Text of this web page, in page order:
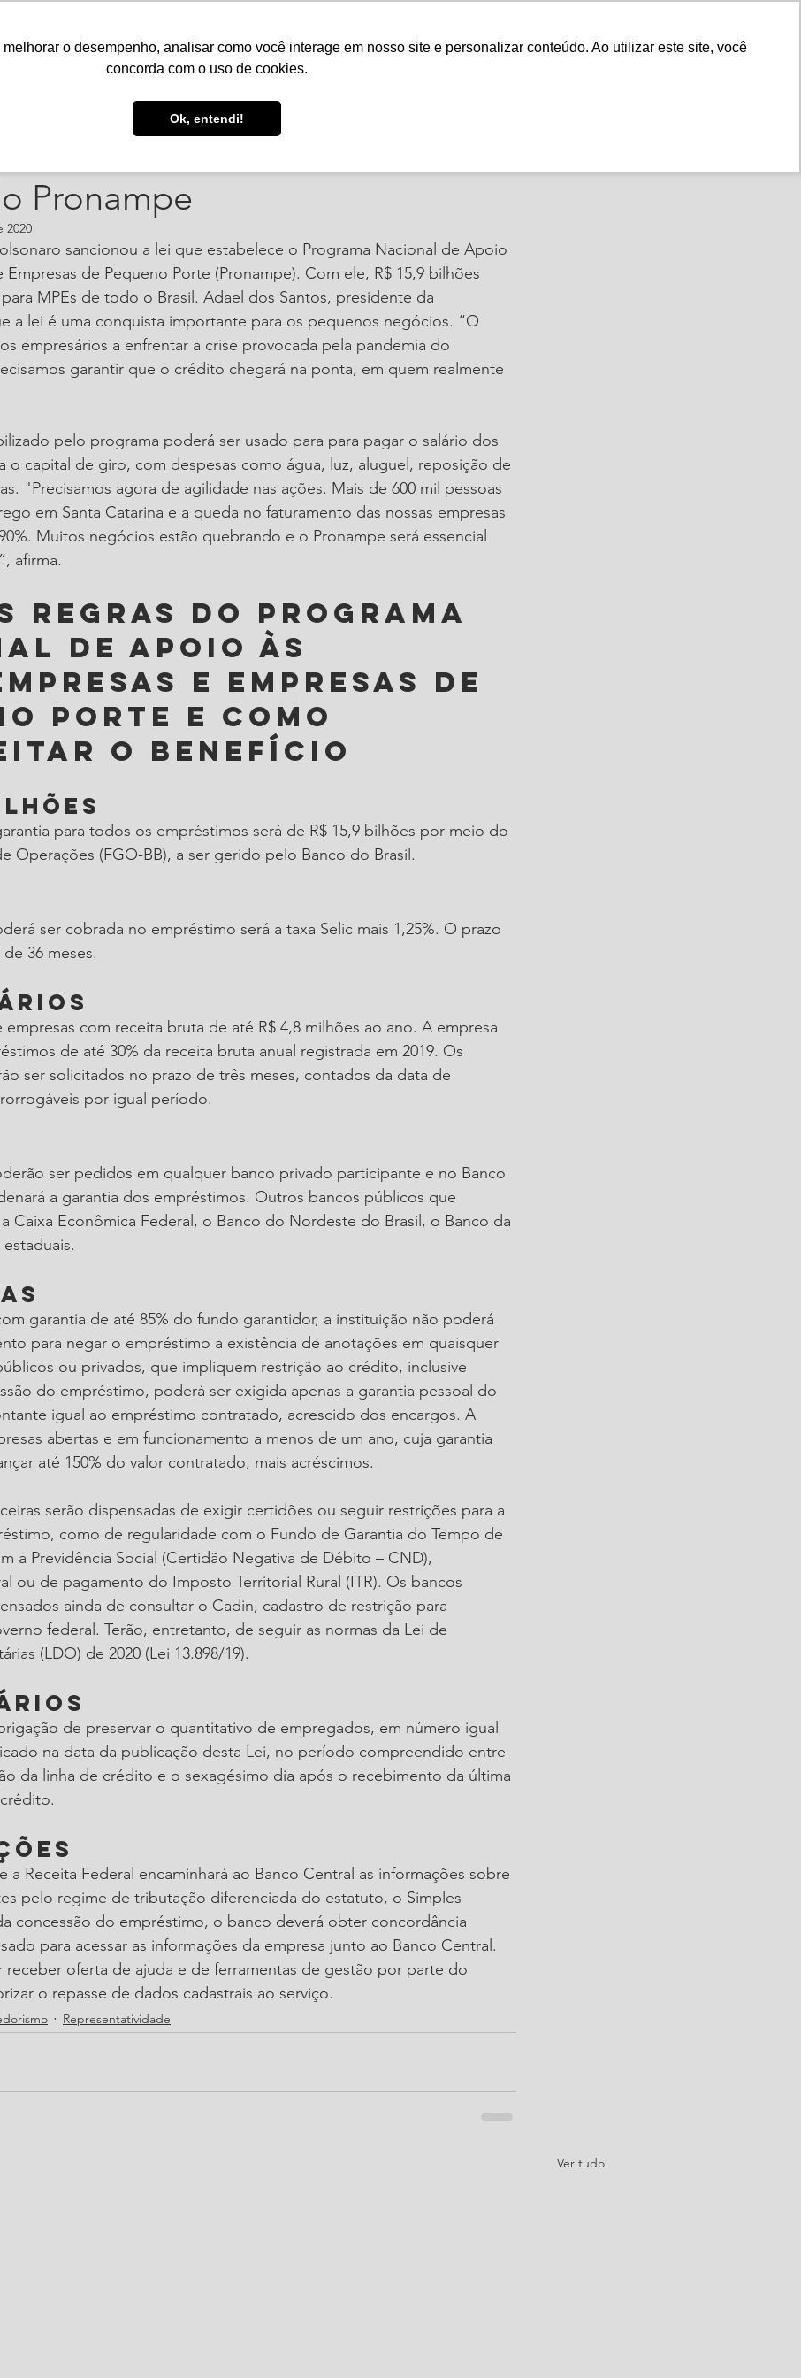
o desempenho, analisar como você interage em nosso site e personalizar conteúdo. Ao utilizar este site, você
concorda com o uso de cookies.
Ok, entendi!
Serviços Notícias Agenda
Pronampe
2020
sancionou a lei que estabelece o Programa Nacional de Apoio
Empresas de Pequeno Porte (Pronampe). Com ele, R$ 15,9 bilhões
MPEs de todo o Brasil. Adael dos Santos, presidente da
a lei é uma conquista importante para os pequenos negócios. “O
empresários a enfrentar a crise provocada pela pandemia do
garantir que o crédito chegará na ponta, em quem realmente
pelo programa poderá ser usado para para pagar o salário dos
o capital de giro, com despesas como água, luz, aluguel, reposição de
"Precisamos agora de agilidade nas ações. Mais de 600 mil pessoas
em Santa Catarina e a queda no faturamento das nossas empresas
Muitos negócios estão quebrando e o Pronampe será essencial
afirma.
regras do Programa
de Apoio às
e Empresas de
Porte e como
o benefício
para todos os empréstimos será de R$ 15,9 bilhões por meio do
Operações (FGO-BB), a ser gerido pelo Banco do Brasil.
ser cobrada no empréstimo será a taxa Selic mais 1,25%. O prazo
36 meses.
com receita bruta de até R$ 4,8 milhões ao ano. A empresa
de até 30% da receita bruta anual registrada em 2019. Os
ser solicitados no prazo de três meses, contados da data de
por igual período.
ser pedidos em qualquer banco privado participante e no Banco
a garantia dos empréstimos. Outros bancos públicos que
Caixa Econômica Federal, o Banco do Nordeste do Brasil, o Banco da
garantia de até 85% do fundo garantidor, a instituição não poderá
para negar o empréstimo a existência de anotações em quaisquer
ou privados, que impliquem restrição ao crédito, inclusive
do empréstimo, poderá ser exigida apenas a garantia pessoal do
igual ao empréstimo contratado, acrescido dos encargos. A
abertas e em funcionamento a menos de um ano, cuja garantia
até 150% do valor contratado, mais acréscimos.
serão dispensadas de exigir certidões ou seguir restrições para a
como de regularidade com o Fundo de Garantia do Tempo de
a Previdência Social (Certidão Negativa de Débito – CND),
ou de pagamento do Imposto Territorial Rural (ITR). Os bancos
ainda de consultar o Cadin, cadastro de restrição para
federal. Terão, entretanto, de seguir as normas da Lei de
(LDO) de 2020 (Lei 13.898/19).
de preservar o quantitativo de empregados, em número igual
na data da publicação desta Lei, no período compreendido entre
da linha de crédito e o sexagésimo dia após o recebimento da última
a Receita Federal encaminhará ao Banco Central as informações sobre
pelo regime de tributação diferenciada do estatuto, o Simples
concessão do empréstimo, o banco deverá obter concordância
para acessar as informações da empresa junto ao Banco Central.
receber oferta de ajuda e de ferramentas de gestão por parte do
o repasse de dados cadastrais ao serviço.
Representatividade
Ver tudo